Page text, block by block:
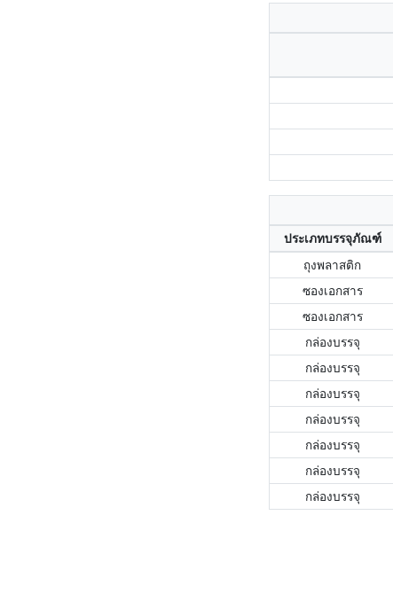
ประเภทบรรจุภัณฑ์
ถุงพลาสติก
ซองเอกสาร
ซองเอกสาร
กล่องบรรจุ
กล่องบรรจุ
กล่องบรรจุ
กล่องบรรจุ
กล่องบรรจุ
กล่องบรรจุ
กล่องบรรจุ